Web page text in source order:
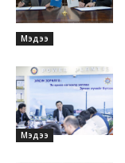
Мэдээ
Мэдээ